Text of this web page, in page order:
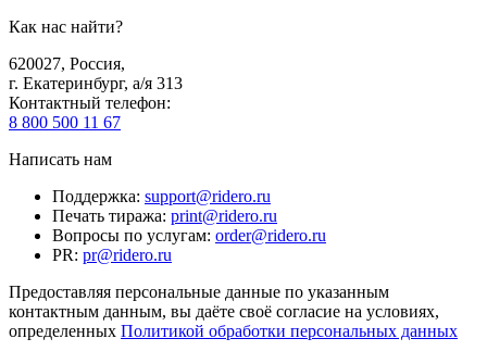
Как нас найти?
620027, Россия,
г. Екатеринбург, а/я 313
Контактный телефон:
8 800 500 11 67
Написать нам
Поддержка: support@ridero.ru
Печать тиража: print@ridero.ru
Вопросы по услугам: order@ridero.ru
PR: pr@ridero.ru
Предоставляя персональные данные по указанным
контактным данным, вы даёте своё согласие на условиях,
определенных Политикой обработки персональных данных